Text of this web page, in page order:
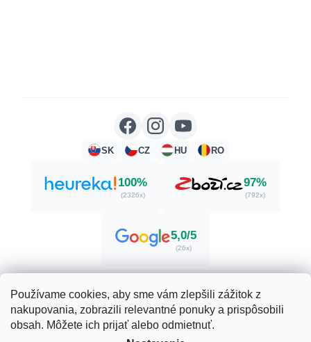
Používame cookies, aby sme vám zlepšili zážitok z
nakupovania, zobrazili relevantné ponuky a prispôsobili
obsah. Môžete ich prijať alebo odmietnuť.
SK CZ HU RO
100%
(2326x)
97%
(792x)
5,0/5
(26x)
Vytvoril Shoptet